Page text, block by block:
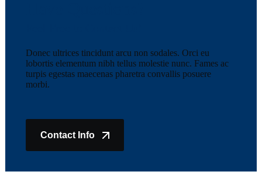
Donec ultrices tincidunt arcu non sodales. Orci eu
lobortis elementum nibh tellus molestie nunc. Fames ac
turpis egestas maecenas pharetra convallis posuere
morbi.
Contact Info